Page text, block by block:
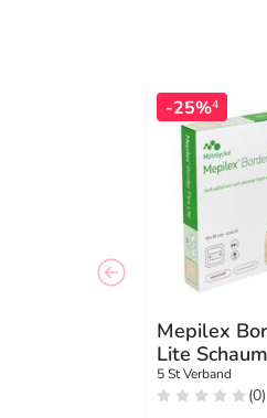
-25%4
Mepilex
Lite
10x10 cm
5 St Verband
(0)